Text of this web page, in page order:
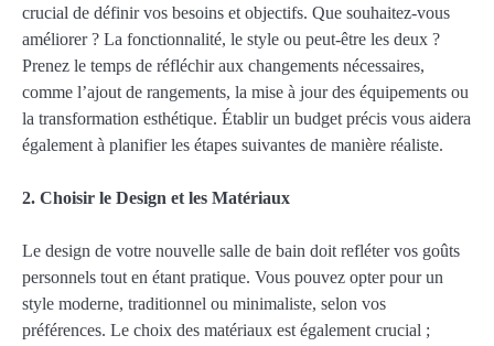
crucial de définir vos besoins et objectifs. Que souhaitez-vous
améliorer ? La fonctionnalité, le style ou peut-être les deux ?
Prenez le temps de réfléchir aux changements nécessaires,
comme l’ajout de rangements, la mise à jour des équipements ou
la transformation esthétique. Établir un budget précis vous aidera
également à planifier les étapes suivantes de manière réaliste.
2. Choisir le Design et les Matériaux
Le design de votre nouvelle salle de bain doit refléter vos goûts
personnels tout en étant pratique. Vous pouvez opter pour un
style moderne, traditionnel ou minimaliste, selon vos
préférences. Le choix des matériaux est également crucial ;